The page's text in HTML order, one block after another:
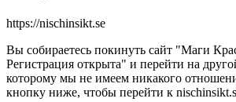
https://nischinsikt.se
Вы собираетесь покинуть сайт "Маги
Регистрация открыта" и перейти на
которому мы не имеем никакого
кнопку ниже, чтобы перейти к